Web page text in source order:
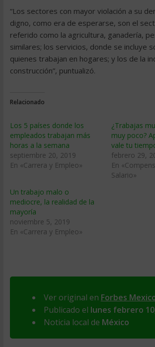
“Los sectores con mayor violación a su
digno, como era de esperarse, son el
referido como la agricultura, ganadería,
similares; los servicios, donde se incluye
quienes trabajan en hogares; y los de la
construcción”, puntualizó.
Relacionado
Los 5 países donde los
empleados trabajan más
horas a la semana
septiembre 20, 2019
En «Carrera y Empleo»
¿Trabajas
muy poco?
vale tu
febrero 29,
En
Salario»
Un trabajo malo o
mediocre, la realidad de la
mayoría
noviembre 5, 2019
En «Carrera y Empleo»
Ver original en Forbes
Publicado el lunes febrero
Noticia local de México